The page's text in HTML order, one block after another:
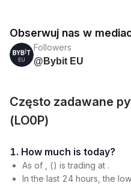
Obserwuj nas w
Followers
@Bybit EU
Często zadawane
(LO0P)
1. How much is today?
As of , () is trading at .
In the last 24 hours, the